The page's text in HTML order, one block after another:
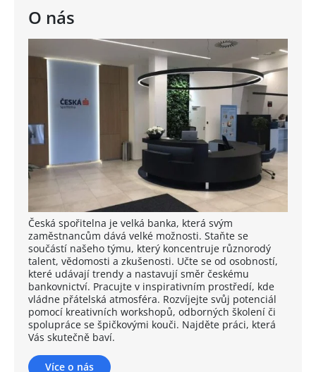
O nás
Česká spořitelna je velká banka, která svým
zaměstnancům dává velké možnosti. Staňte se
součástí našeho týmu, který koncentruje různorodý
talent, vědomosti a zkušenosti. Učte se od osobností,
které udávají trendy a nastavují směr českému
bankovnictví. Pracujte v inspirativním prostředí, kde
vládne přátelská atmosféra. Rozvíjejte svůj potenciál
pomocí kreativních workshopů, odborných školení či
spolupráce se špičkovými kouči. Najděte práci, která
Vás skutečně baví.
Více o nás